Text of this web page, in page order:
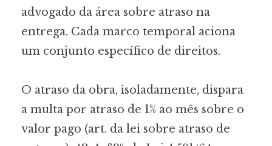
advogado da área sobre atraso na
entrega. Cada marco temporal aciona
um conjunto específico de direitos.
O atraso da obra, isoladamente, dispara
a multa por atraso de 1% ao mês sobre o
valor pago (art. da lei sobre atraso de